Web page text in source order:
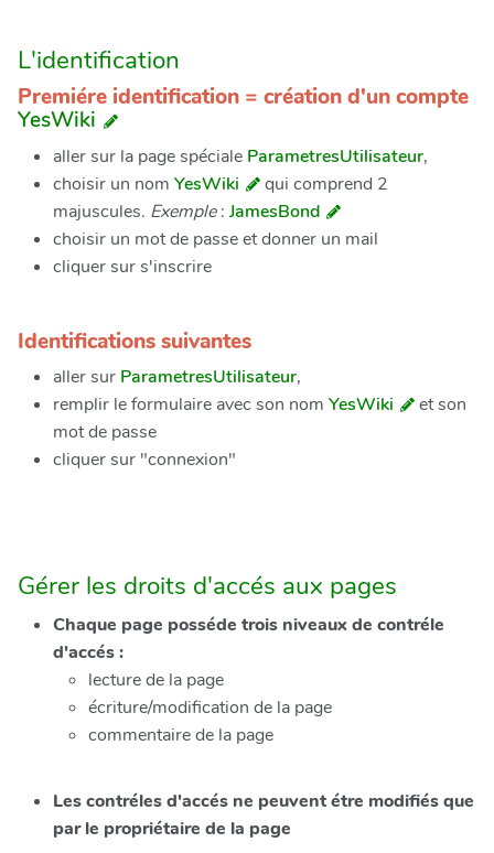
L'identification
Premiére identification = création d'un compte
YesWiki
aller sur la page spéciale ParametresUtilisateur,
choisir un nom YesWiki
qui comprend 2
majuscules. Exemple: JamesBond
choisir un mot de passe et donner un mail
cliquer sur s'inscrire
Identifications suivantes
aller sur ParametresUtilisateur,
remplir le formulaire avec son nom YesWiki
et son
mot de passe
cliquer sur "connexion"
Gérer les droits d'accés aux pages
Chaque page posséde trois niveaux de contréle
d'accés :
lecture de la page
écriture/modification de la page
commentaire de la page
Les contréles d'accés ne peuvent étre modifiés que
par le propriétaire de la page